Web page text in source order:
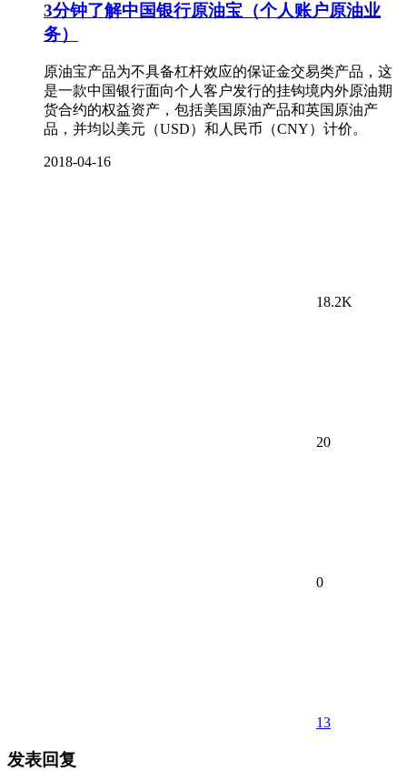
3分钟了解中国银行原油宝（个人账户原油业
务）
原油宝产品为不具备杠杆效应的保证金交易类产品，这
是一款中国银行面向个人客户发行的挂钩境内外原油期
货合约的权益资产，包括美国原油产品和英国原油产
品，并均以美元（USD）和人民币（CNY）计价。
2018-04-16
18.2K
20
0
13
发表回复